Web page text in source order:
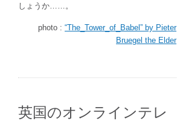
しょうか……。
photo : “The_Tower_of_Babel” by Pieter
Bruegel the Elder
英国のオンラインテレ